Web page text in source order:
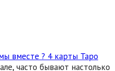
вместе ? 4 карты Таро
часто бывают настолько